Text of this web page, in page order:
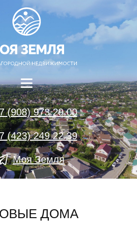
(908) 973 29 00
(423) 249 22 39
Моя Земля
ДОМА